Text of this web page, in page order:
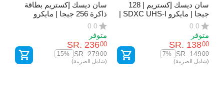
سان ديسك إكستريم | 128
جيجا | مايكرو SDXC UHS-I |
للداش كام وكاميرات الحركة
والطائرات بدون طيار
0.0
متوفر
SR. 13800
SR. 14900
-7%
(شامل الضريبة)
سان ديسك إكستريم بطاقة
ذاكرة 256 جيجا | مايكرو
السيارة وكاميرات الحركة
والطائرات بدون طيار
0.0
متوفر
SR. 23600
SR. 27900
-15%
(شامل الضريبة)